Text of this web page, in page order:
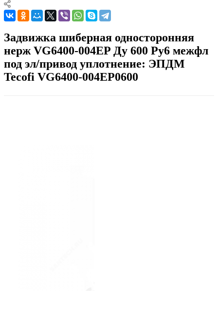
Задвижка шиберная односторонняя
нерж VG6400-004EP Ду 600 Ру6 межфл
под эл/привод уплотнение: ЭПДМ
Tecofi VG6400-004EP0600